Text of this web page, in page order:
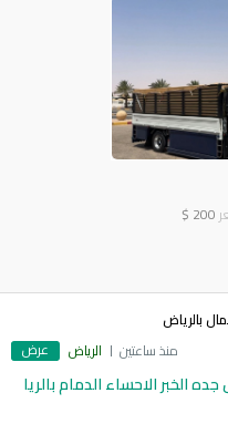
200
$
بالرياض
منذ ساعتين
الرياض عرض
الخبر الاحساء الدمام بالريا